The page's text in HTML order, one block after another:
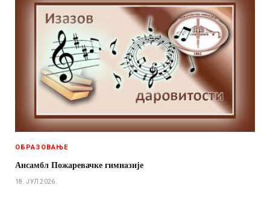
ОБРАЗОВАЊЕ
Ансамбл Пожаревачке гимнaзије
18. ЈУЛ 2026.